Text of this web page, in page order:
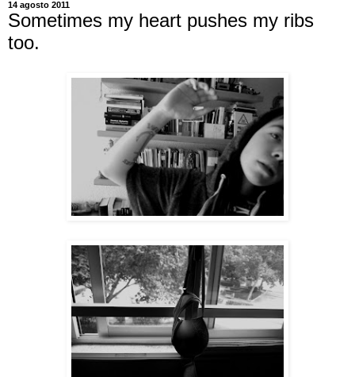
14 agosto 2011
Sometimes my heart pushes my ribs
too.